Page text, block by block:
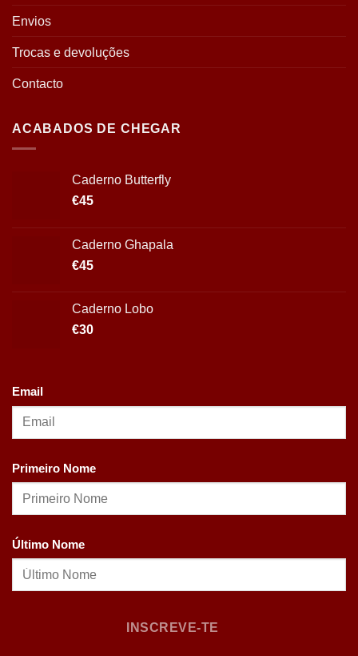
Envios
Trocas e devoluções
Contacto
ACABADOS DE CHEGAR
Caderno Butterfly
€45
Caderno Ghapala
€45
Caderno Lobo
€30
Email
Primeiro Nome
Último Nome
INSCREVE-TE